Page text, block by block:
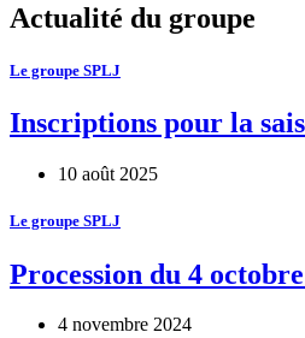
Actualité du groupe
Le groupe SPLJ
Inscriptions pour la
10 août 2025
Le groupe SPLJ
Procession du 4
4 novembre 2024